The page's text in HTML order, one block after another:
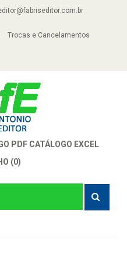
Trocas e Cancelamentos
PDF CATÁLOGO EXCEL
(0)